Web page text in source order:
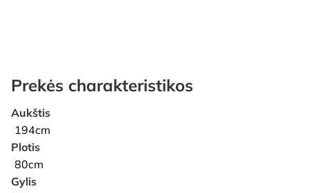
Prekės charakteristikos
Aukštis
194cm
Plotis
80cm
Gylis